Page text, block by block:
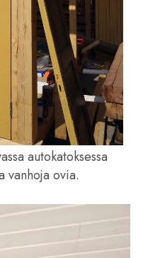
autokatoksessa
vanhoja ovia.